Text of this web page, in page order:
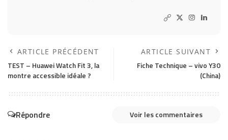
ARTICLE PRÉCÉDENT
TEST – Huawei Watch Fit 3, la
montre accessible idéale ?
ARTICLE SUIVANT
Fiche Technique – vivo Y30
(China)
Répondre Voir les commentaires